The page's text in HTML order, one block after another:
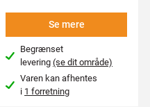
Se mere
Begrænset
levering(se dit område)
Varen kan afhentes
i 1 forretning